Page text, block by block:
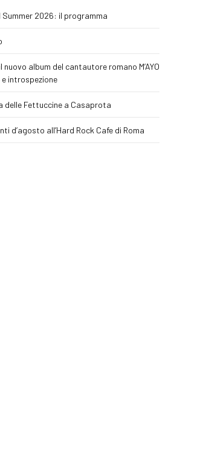
2026: il programma
album del cantautore romano M’AYO
introspezione
delle Fettuccine a Casaprota
d’agosto all’Hard Rock Cafe di Roma